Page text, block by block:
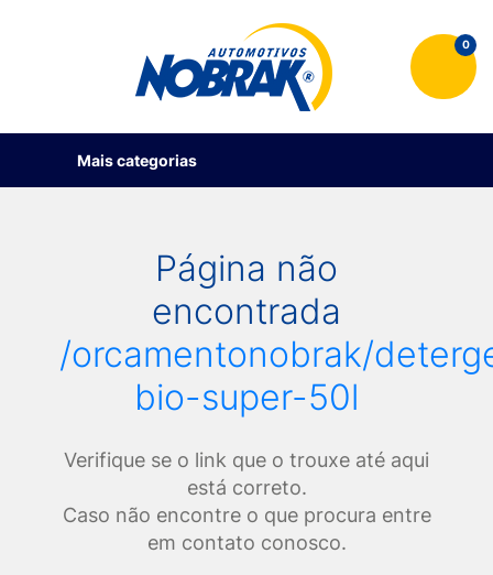
0
Mais categorias
Página não
encontrada
/orcamentonobrak/
bio-super-50l
Verifique se o link que o trouxe até aqui
está correto.
Caso não encontre o que procura entre
em contato conosco.